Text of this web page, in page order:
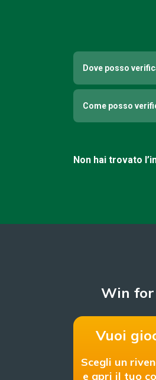
Dove posso
Come posso
Non hai trovato
Win
Vuoi
Scegli un
e apri il tuo